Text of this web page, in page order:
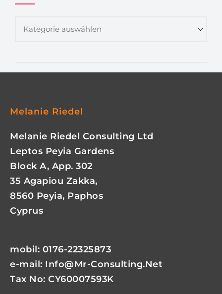
Melanie Riedel
Melanie Riedel Consulting Ltd
Leptos Peyia Gardens
Block A, App. 302
35 Agapiou Zakka,
8560 Peyia, Paphos
Cyprus
mobil: 0176-22325873
e-mail: Info@mr-Consulting.net
Tax No: CY60007593K